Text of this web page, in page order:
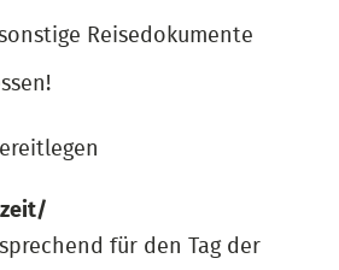
Reisedokumente
für den Tag der